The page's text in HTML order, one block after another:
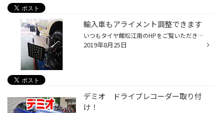
輸入車もアライメント調整できます
いつもタイヤ館松江南のHPをご覧いただきありがとうございます。 本日は輸入車ルノーカングーにアライメント調整をしました。 国産車だけでなく輸入車のアライメント調整も実施しております。 是非、一度お問い合わせください。
2019年8月25日
デミオ ドライブレコーダー取り付
け！